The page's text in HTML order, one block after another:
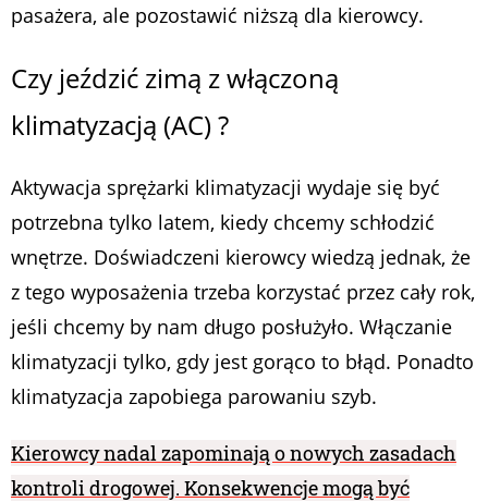
pasażera, ale pozostawić niższą dla kierowcy.
Czy jeździć zimą z włączoną
klimatyzacją (AC) ?
Aktywacja sprężarki klimatyzacji wydaje się być
potrzebna tylko latem, kiedy chcemy schłodzić
wnętrze. Doświadczeni kierowcy wiedzą jednak, że
z tego wyposażenia trzeba korzystać przez cały rok,
jeśli chcemy by nam długo posłużyło. Włączanie
klimatyzacji tylko, gdy jest gorąco to błąd. Ponadto
klimatyzacja zapobiega parowaniu szyb.
Kierowcy nadal zapominają o nowych zasadach
kontroli drogowej. Konsekwencje mogą być